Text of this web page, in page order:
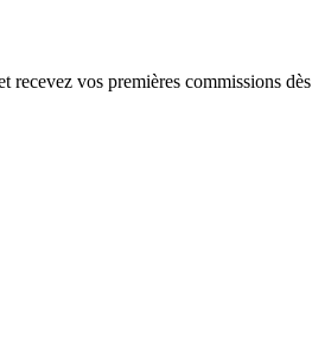
vos premières commissions